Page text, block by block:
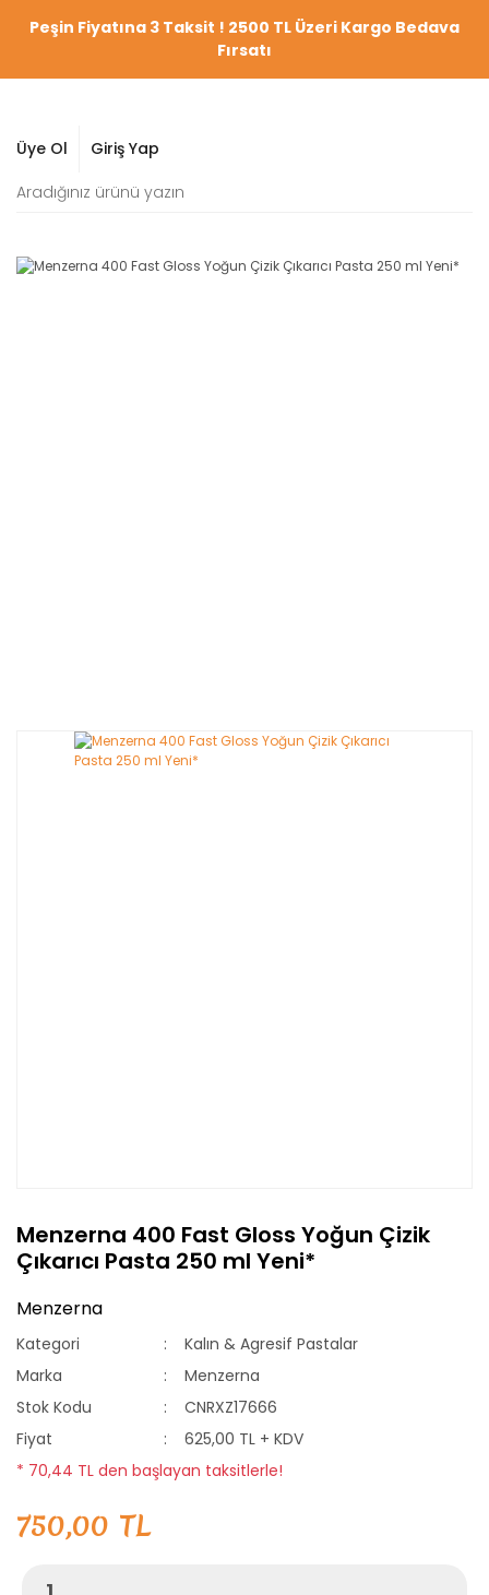
Peşin Fiyatına 3 Taksit ! 2500 TL Üzeri Kargo Bedava
Fırsatı
Üye Ol Giriş Yap
Menzerna 400 Fast Gloss Yoğun Çizik
Çıkarıcı Pasta 250 ml Yeni*
Menzerna
Kategori
Kalın & Agresif Pastalar
Marka
Menzerna
Stok Kodu
CNRXZ17666
Fiyat
625,00 TL + KDV
* 70,44 TL den başlayan taksitlerle!
750,00 TL